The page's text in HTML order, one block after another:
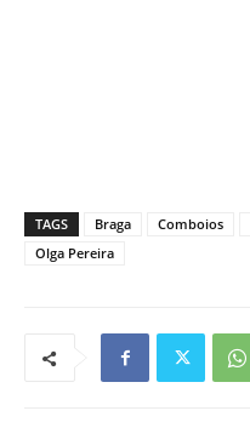
TAGS Braga Comboios
Olga Pereira